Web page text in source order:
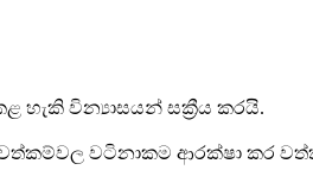
හැකි වින්‍යාසයන් සක්‍රීය කරයි.
වටිනාකම ආරක්ෂා කර